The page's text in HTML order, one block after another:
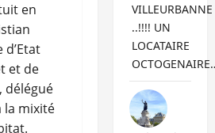
en
et de
délégué
la mixité
VILLEURBANNE
..!!!! UN
LOCATAIRE